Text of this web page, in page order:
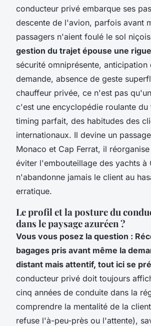
conducteur privé embarque ses
descente de l'avion, parfois avant
passagers n'aient foulé le sol niçois
gestion du trajet épouse une
sécurité omniprésente, anticipation
demande, absence de geste
chauffeur privée, ce n'est pas
c'est une encyclopédie roulante
timing parfait, des habitudes des
internationaux. Il devine un
Monaco et Cap Ferrat, il
éviter l'embouteillage des yachts à
n'abandonne jamais le client au
erratique.
Le profil et la posture du
dans le paysage azuréen ?
Vous vous posez la question :
bagages pris avant même la
distant mais attentif, tout ici se
conducteur privé doit toujours
cinq années de conduite dans la
comprendre la mentalité de la
refuse l'à-peu-près ou l'attente),